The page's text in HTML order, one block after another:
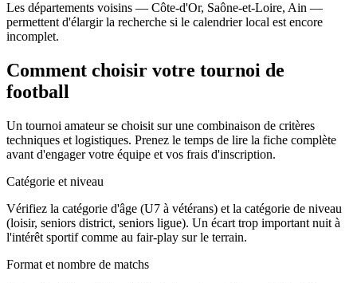
Les départements voisins — Côte-d'Or, Saône-et-Loire, Ain —
permettent d'élargir la recherche si le calendrier local est encore
incomplet.
Comment choisir votre tournoi de
football
Un tournoi amateur se choisit sur une combinaison de critères
techniques et logistiques. Prenez le temps de lire la fiche complète
avant d'engager votre équipe et vos frais d'inscription.
Catégorie et niveau
Vérifiez la catégorie d'âge (U7 à vétérans) et la catégorie de niveau
(loisir, seniors district, seniors ligue). Un écart trop important nuit à
l'intérêt sportif comme au fair-play sur le terrain.
Format et nombre de matchs